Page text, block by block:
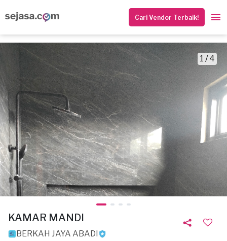
Cari Vendor Terbaik!
1 / 4
KAMAR MANDI
BERKAH JAYA ABADI